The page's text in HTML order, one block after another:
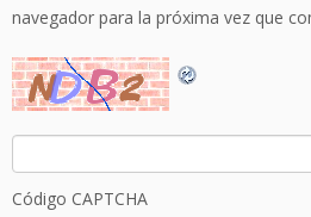
navegador para la próxima vez que
Código CAPTCHA